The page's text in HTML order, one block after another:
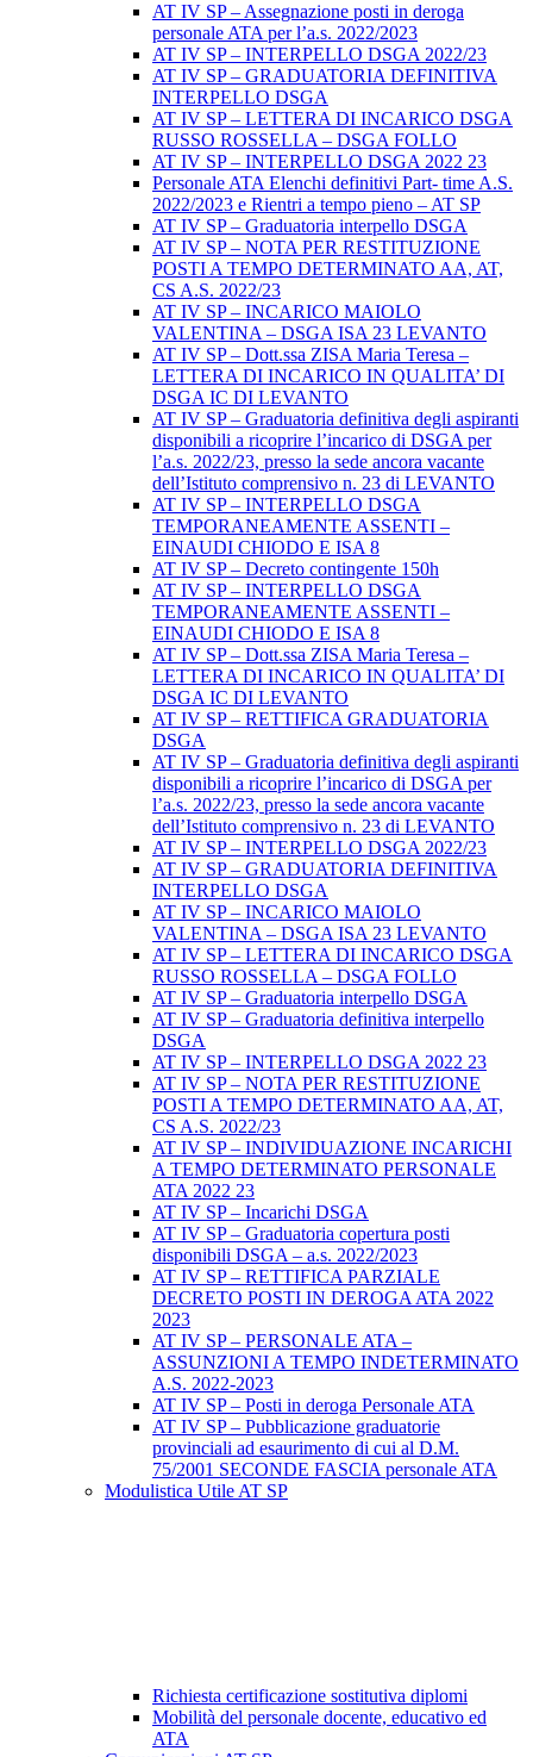
AT IV SP – Assegnazione posti in deroga
personale ATA per l’a.s. 2022/2023
AT IV SP – INTERPELLO DSGA 2022/23
AT IV SP – GRADUATORIA DEFINITIVA
INTERPELLO DSGA
AT IV SP – LETTERA DI INCARICO DSGA
RUSSO ROSSELLA – DSGA FOLLO
AT IV SP – INTERPELLO DSGA 2022 23
Personale ATA Elenchi definitivi Part- time A.S.
2022/2023 e Rientri a tempo pieno – AT SP
AT IV SP – Graduatoria interpello DSGA
AT IV SP – NOTA PER RESTITUZIONE
POSTI A TEMPO DETERMINATO AA, AT,
CS A.S. 2022/23
AT IV SP – INCARICO MAIOLO
VALENTINA – DSGA ISA 23 LEVANTO
AT IV SP – Dott.ssa ZISA Maria Teresa –
LETTERA DI INCARICO IN QUALITA’ DI
DSGA IC DI LEVANTO
AT IV SP – Graduatoria definitiva degli aspiranti
disponibili a ricoprire l’incarico di DSGA per
l’a.s. 2022/23, presso la sede ancora vacante
dell’Istituto comprensivo n. 23 di LEVANTO
AT IV SP – INTERPELLO DSGA
TEMPORANEAMENTE ASSENTI –
EINAUDI CHIODO E ISA 8
AT IV SP – Decreto contingente 150h
AT IV SP – INTERPELLO DSGA
TEMPORANEAMENTE ASSENTI –
EINAUDI CHIODO E ISA 8
AT IV SP – Dott.ssa ZISA Maria Teresa –
LETTERA DI INCARICO IN QUALITA’ DI
DSGA IC DI LEVANTO
AT IV SP – RETTIFICA GRADUATORIA
DSGA
AT IV SP – Graduatoria definitiva degli aspiranti
disponibili a ricoprire l’incarico di DSGA per
l’a.s. 2022/23, presso la sede ancora vacante
dell’Istituto comprensivo n. 23 di LEVANTO
AT IV SP – INTERPELLO DSGA 2022/23
AT IV SP – GRADUATORIA DEFINITIVA
INTERPELLO DSGA
AT IV SP – INCARICO MAIOLO
VALENTINA – DSGA ISA 23 LEVANTO
AT IV SP – LETTERA DI INCARICO DSGA
RUSSO ROSSELLA – DSGA FOLLO
AT IV SP – Graduatoria interpello DSGA
AT IV SP – Graduatoria definitiva interpello
DSGA
AT IV SP – INTERPELLO DSGA 2022 23
AT IV SP – NOTA PER RESTITUZIONE
POSTI A TEMPO DETERMINATO AA, AT,
CS A.S. 2022/23
AT IV SP – INDIVIDUAZIONE INCARICHI
A TEMPO DETERMINATO PERSONALE
ATA 2022 23
AT IV SP – Incarichi DSGA
AT IV SP – Graduatoria copertura posti
disponibili DSGA – a.s. 2022/2023
AT IV SP – RETTIFICA PARZIALE
DECRETO POSTI IN DEROGA ATA 2022
2023
AT IV SP – PERSONALE ATA –
ASSUNZIONI A TEMPO INDETERMINATO
A.S. 2022-2023
AT IV SP – Posti in deroga Personale ATA
AT IV SP – Pubblicazione graduatorie
provinciali ad esaurimento di cui al D.M.
75/2001 SECONDE FASCIA personale ATA
Modulistica Utile AT SP
Richiesta certificazione sostitutiva diplomi
Mobilità del personale docente, educativo ed
ATA